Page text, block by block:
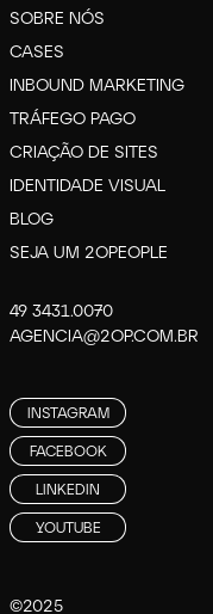
SOBRE NÓS
CASES
INBOUND MARKETING
TRÁFEGO PAGO
CRIAÇÃO DE SITES
IDENTIDADE VISUAL
BLOG
SEJA UM 2OPEOPLE
49 3431.0070
AGENCIA@2OP.COM.BR
INSTAGRAM
FACEBOOK
LINKEDIN
YOUTUBE
©2025